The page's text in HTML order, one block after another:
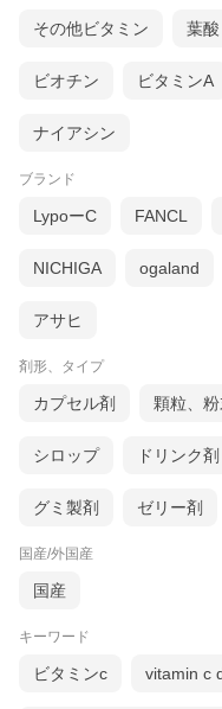
その他ビタミン 葉酸
ビオチン ビタミンA
ナイアシン
ブランド
LypoーC FANCL
NICHIGA ogaland
アサヒ
剤形、タイプ
カプセル剤 顆粒、
シロップ ドリンク剤
グミ製剤 ゼリー剤
国産/外国産
国産
キーワード
ビタミンc vitamin c